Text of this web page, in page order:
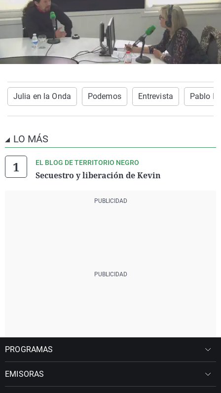
Julia en la Onda Podemos Entrevista Pablo
LO MÁS
EL BLOG DE TERRITORIO NEGRO
Secuestro y liberación de Kevin
PROGRAMAS
EMISORAS